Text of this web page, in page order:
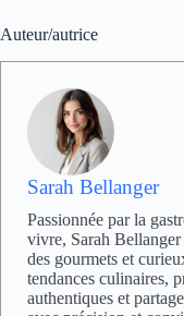
Auteur/autrice
Sarah Bellanger
Passionnée par la
vivre, Sarah
des gourmets et
tendances culinaires,
authentiques et